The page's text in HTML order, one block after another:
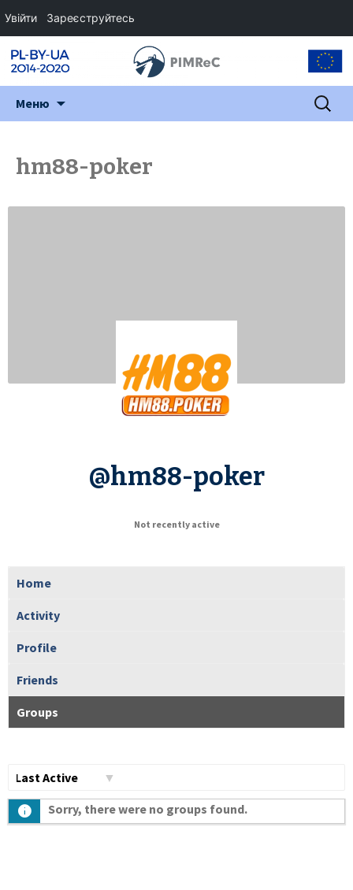
Меню Пошук:
hm88-poker
@hm88-poker
Not recently active
Home
Activity
Profile
Friends
Groups
по:
Sorry, there were no groups found.
Увійти Зареєструйтесь